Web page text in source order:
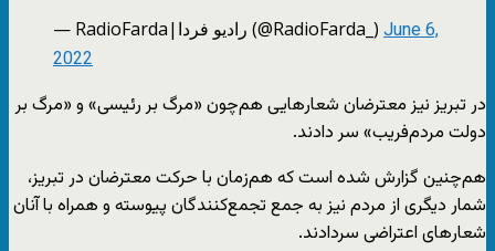
— RadioFarda‌|‌راديو فردا (@RadioFarda_) June 6,
2022
در تبریز نیز معترضان شعارهایی هم‌چون «مرگ بر رئیسی» و «مرگ بر
دولت مردم‌فریب» سر دادند.
هم‌چنین گزارش شده است که هم‌زمان با حرکت معترضان در تبریز،
شمار دیگری از مردم نیز به جمع تجمع‌کنندگان پیوسته و همراه با آنان
شعارهای اعتراضی سردادند.